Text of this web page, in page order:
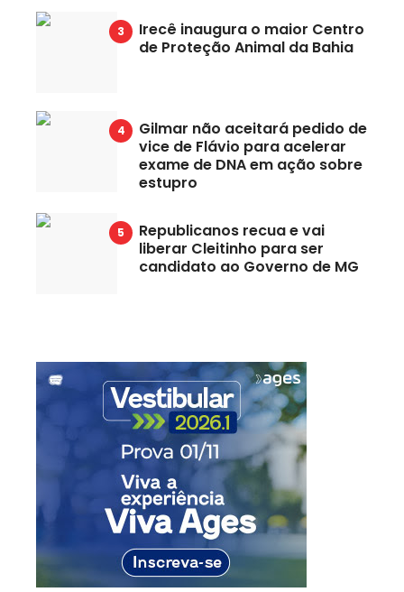
Irecê inaugura o maior Centro
de Proteção Animal da Bahia
Gilmar não aceitará pedido de
vice de Flávio para acelerar
exame de DNA em ação sobre
estupro
Republicanos recua e vai
liberar Cleitinho para ser
candidato ao Governo de MG